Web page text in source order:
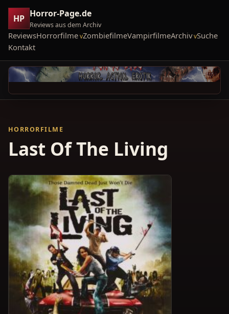
HP Horror-Page.de
Reviews aus dem Archiv
ReviewsHorrorfilme ZombiefilmeVampirfilmeArchiv Suche
Kontakt
HORRORFILME
Last Of The Living